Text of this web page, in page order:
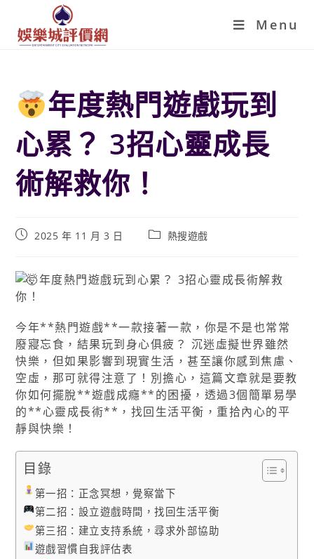
Menu
年度熱門遊戲玩到
心累？ 3招心靈成長
術解救你！
2025 年 11 月 3 日 熱搜遊戲
今年**熱門遊戲**一款接著一款，你是不是也常常
廢寢忘食，結果玩到身心俱疲？ 沉迷虛擬世界雖然
快樂，但如果影響到現實生活，甚至讓你感到焦慮、
空虛，那可就得注意了！別擔心，這篇文章就是要教
你如何擺脫**遊戲成癮**的困擾，透過3個簡單易學
的**心靈成長術**，找回生活平衡，重拾內心的平
靜與快樂！
目錄
第一招：正念冥想，覺察當下
第二招：設立遊戲時間，找回生活平衡
第三招：建立支持系統，尋求外部協助
遊戲習慣自我評估表